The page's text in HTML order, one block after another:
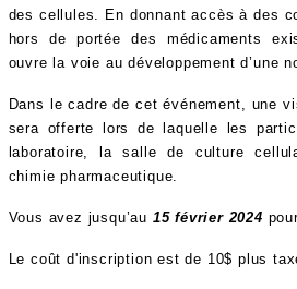
des cellules. En donnant accès à des
hors de portée des médicaments
ouvre la voie au développement d’une
Dans le cadre de cet événement, une
sera offerte lors de laquelle les
laboratoire, la salle de culture
chimie pharmaceutique.
Vous avez jusqu’au 15 février 2024
Le coût d'inscription est de 10$ plus